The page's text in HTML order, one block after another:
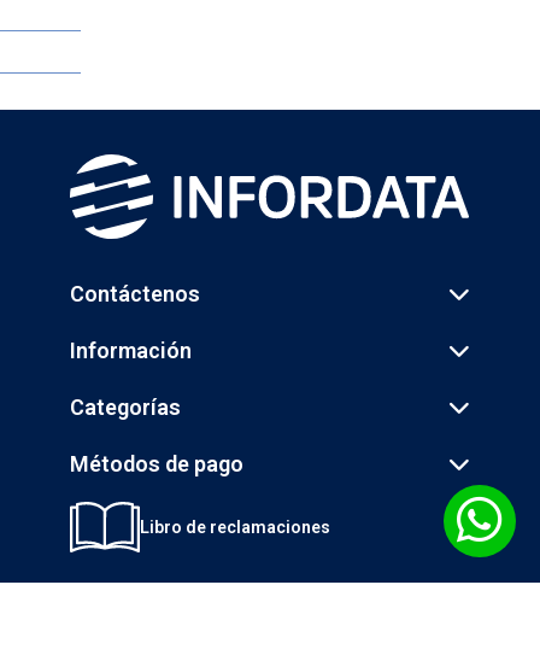
Contáctenos
Información
Categorías
Métodos de pago
Libro de reclamaciones